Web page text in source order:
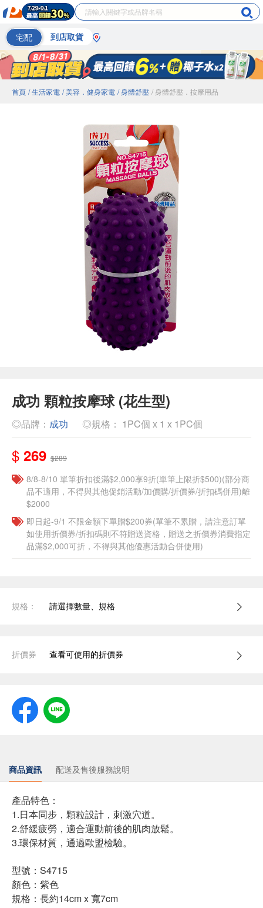
宅配 到店取貨
首頁 / 生活家電 / 美容．健身家電 / 身體舒壓 / 身體舒壓．按摩用品
成功 顆粒按摩球 (花生型)
◎品牌： 成功 ◎規格： 1PC個 x 1 x 1PC個
$ 269 $289
8/8-8/10 單筆折扣後滿$2,000享9折(單筆上限折$500)(部分商
品不適用，不得與其他促銷活動/加價購/折價券/折扣碼併用)離
$2000
即日起-9/1 不限金額下單贈$200券(單筆不累贈，請注意訂單
如使用折價券/折扣碼則不符贈送資格，贈送之折價券消費指定
品滿$2,000可折，不得與其他優惠活動合併使用)
規格： 請選擇數量、規格
折價券 查看可使用的折價券
商品資訊 配送及售後服務說明
產品特色：
1.日本同步，顆粒設計，刺激穴道。
2.舒緩疲勞，適合運動前後的肌肉放鬆。
3.環保材質，通過歐盟檢驗。
型號：S4715
顏色：紫色
規格：長約14cm x 寬7cm